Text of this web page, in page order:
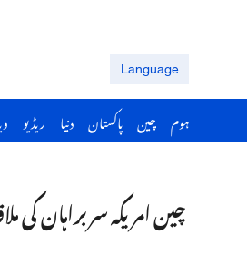
Language
ہوم چین پاکستان دنیا ریڈیو
چین امریکہ سربراہان کی